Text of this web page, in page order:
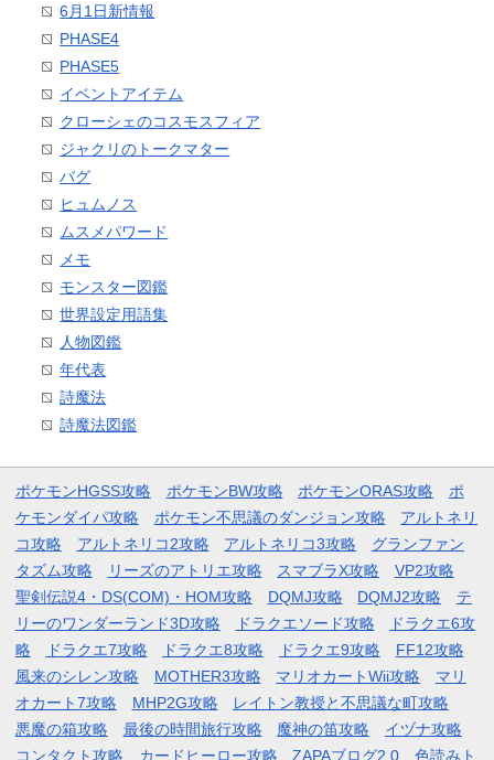
6月1日新情報
PHASE4
PHASE5
イベントアイテム
クローシェのコスモスフィア
ジャクリのトークマター
バグ
ヒュムノス
ムスメパワード
メモ
モンスター図鑑
世界設定用語集
人物図鑑
年代表
詩魔法
詩魔法図鑑
ポケモンHGSS攻略 ポケモンBW攻略 ポケモンORAS攻略
ポ
ケモンダイパ攻略
ポケモン不思議のダンジョン攻略
アルトネリ
コ攻略
アルトネリコ2攻略 アルトネリコ3攻略
グランファン
タズム攻略
リーズのアトリエ攻略 スマブラX攻略
VP2攻略
聖剣伝説4・DS(COM)・HOM攻略
DQMJ攻略 DQMJ2攻略
テ
リーのワンダーランド3D攻略
ドラクエソード攻略
ドラクエ6攻
略
ドラクエ7攻略 ドラクエ8攻略 ドラクエ9攻略
FF12攻略
風来のシレン攻略
MOTHER3攻略 マリオカートWii攻略
マリ
オカート7攻略
MHP2G攻略
レイトン教授と不思議な町攻略
悪魔の箱攻略
最後の時間旅行攻略 魔神の笛攻略
イヅナ攻略
コンタクト攻略
カードヒーロー攻略 ZAPAブログ2.0 色読みト